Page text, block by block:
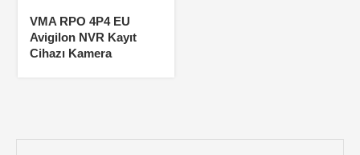
VMA RPO 4P4 EU
Avigilon NVR Kayıt
Cihazı Kamera